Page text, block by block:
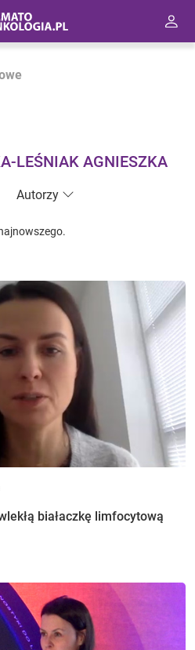
LEŚNIAK AGNIESZKA
Autorzy
białaczkę limfocytową